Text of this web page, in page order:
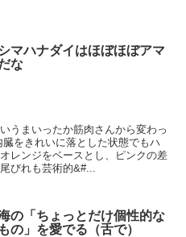
マハナダイはほぼほぼアマ
な
うまいったか筋肉さんから変わっ
をきれいに落とした状態でもハ
レンジをベースとし、ピンクの差
びれも芸術的&#...
の「ちょっとだけ個性的な
の」を愛でる（舌で）